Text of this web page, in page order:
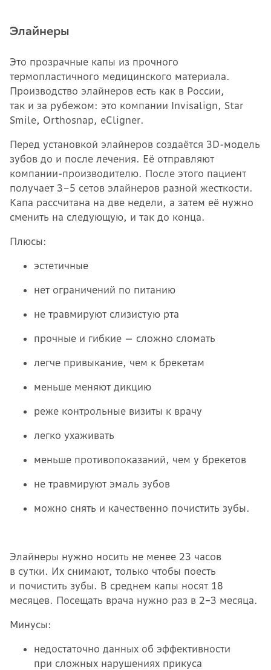
Элайнеры
Это прозрачные капы из прочного
термопластичного медицинского материала.
Производство элайнеров есть как в России,
так и за рубежом: это компании Invisalign, Star
Smile, Orthosnap, eCligner.
Перед установкой элайнеров создаётся 3D-модель
зубов до и после лечения. Её отправляют
компании-производителю. После этого пациент
получает 3–5 сетов элайнеров разной жесткости.
Капа рассчитана на две недели, а затем её нужно
сменить на следующую, и так до конца.
Плюсы:
эстетичные
нет ограничений по питанию
не травмируют слизистую рта
прочные и гибкие — сложно сломать
легче привыкание, чем к брекетам
меньше меняют дикцию
реже контрольные визиты к врачу
легко ухаживать
меньше противопоказаний, чем у брекетов
не травмируют эмаль зубов
можно снять и качественно почистить зубы.
Элайнеры нужно носить не менее 23 часов
в сутки. Их снимают, только чтобы поесть
и почистить зубы. В среднем капы носят 18
месяцев. Посещать врача нужно раз в 2−3 месяца.
Минусы:
недостаточно данных об эффективности
при сложных нарушениях прикуса